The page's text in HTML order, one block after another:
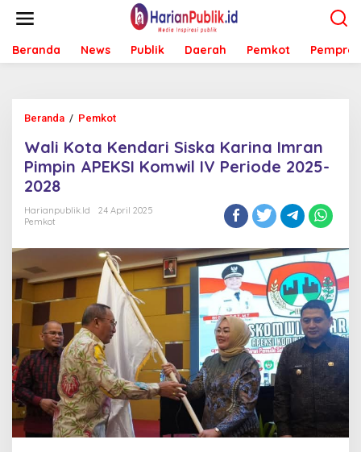
t
Beranda News Publik Daerah Pemkot Pemprov
Beranda / Pemkot
l
i
K
e
n
d
a
i
s
k
a
K
a
r
Wali Kota Kendari Siska Karina Imran
Pimpin APEKSI Komwil IV Periode 2025-
2028
Harianpublik.id
24 April 2025
Pemkot